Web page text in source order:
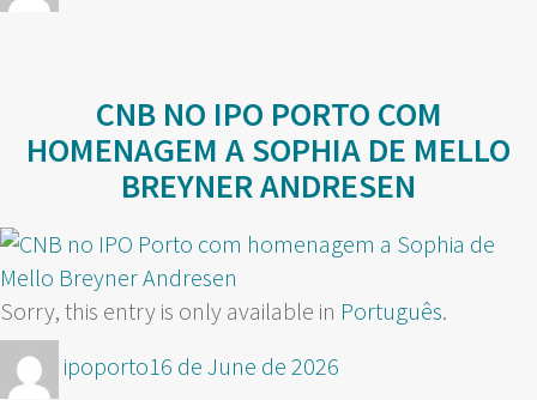
CNB NO IPO PORTO COM
HOMENAGEM A SOPHIA DE MELLO
BREYNER ANDRESEN
Sorry, this entry is only available in Português.
Author
ipoportoPosted
16 de June de 2026